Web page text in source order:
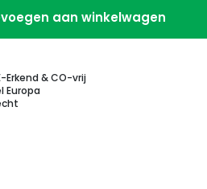
aan winkelwagen
Erkend & CO-vrij
Europa